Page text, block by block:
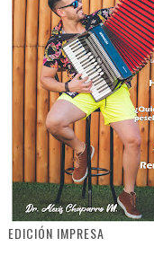
EDICIÓN IMPRESA